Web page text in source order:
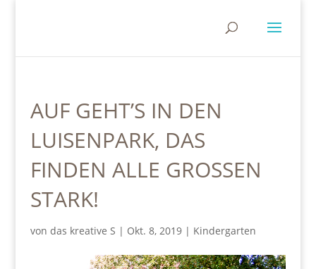
AUF GEHT’S IN DEN
LUISENPARK, DAS
FINDEN ALLE GROSSEN
STARK!
von das kreative S | Okt. 8, 2019| Kindergarten